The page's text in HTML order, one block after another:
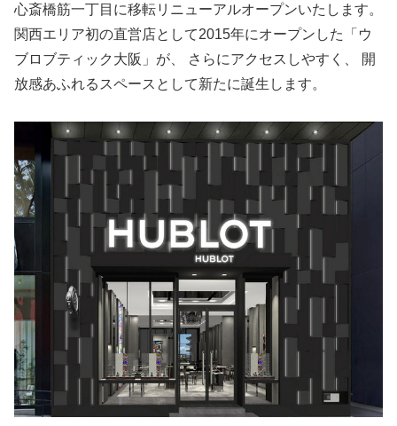
心斎橋筋一丁目に移転リニューアルオープンいたします。
関西エリア初の直営店として2015年にオープンした「ウ
ブロブティック大阪」が、 さらにアクセスしやすく、 開
放感あふれるスペースとして新たに誕生します。